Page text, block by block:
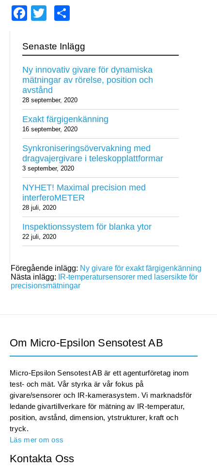
Facebook
Twitter
Senaste Inlägg
Ny innovativ givare för dynamiska
mätningar av rörelse, position och
avstånd
28 september, 2020
Exakt färgigenkänning
16 september, 2020
Synkroniseringsövervakning med
dragvajergivare i teleskopplattformar
3 september, 2020
NYHET! Maximal precision med
interferoMETER
28 juli, 2020
Inspektionssystem för blanka ytor
22 juli, 2020
Föregående inlägg: Ny givare för exakt färgigenkänning
Nästa inlägg:
IR-temperatursensorer med lasersikte för
precisionsmätningar
Om Micro-Epsilon Sensotest AB
Micro-Epsilon Sensotest AB är ett agenturföretag inom
test- och mät. Vår styrka är vår fokus på
givare/sensorer och IR-kamerasystem. Vi marknadsför
ledande givartillverkare för mätning av IR-temperatur,
position, avstånd, dimension, ytstrukturer, kraft och
tryck.
Läs mer om oss
Kontakta Oss